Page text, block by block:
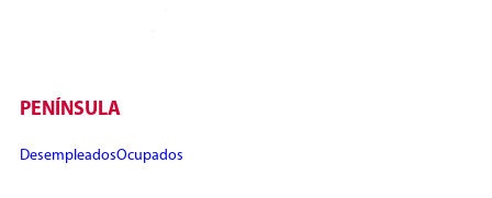
PENÍNSULA
DesempleadosOcupados